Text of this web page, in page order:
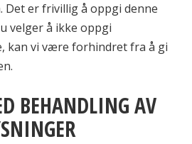
Det er frivillig å oppgi denne
velger å ikke oppgi
kan vi være forhindret fra å gi
BEHANDLING AV